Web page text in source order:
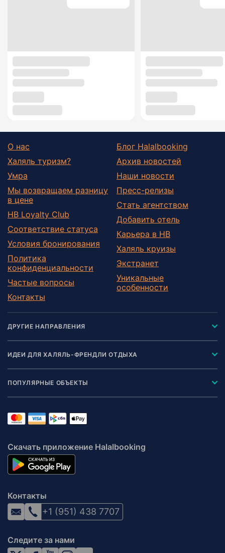
О нас
Халяль туризм?
Умра
Мы возвращаем разницу
в цене
HB Loyalty Club
Соответствие статуса
Условия бронирования
Политика
конфиденциальности
Частые вопросы
Контакты
Блог Halalbooking
Архив новостей
Наши новости
Пресс-релизы
Стать агентством
Добавить отель
Карьера в HB
Халяль круизы
Экстранет
Уникальные
особенности
ДРУГИЕ НАПРАВЛЕНИЯ
ИДЕИ ДЛЯ ХАЛЯЛЬ-ФРЕНДЛИ ОТДЫХА
ПОПУЛЯРНЫЕ ОБЪЕКТЫ
Скачать приложение Halalbooking
Контакты
+1 (951) 438 7707
Следите за нами